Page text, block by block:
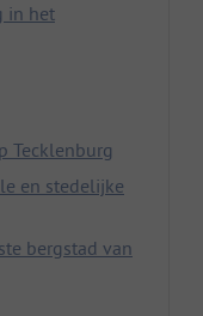
in het
Tecklenburg
en stedelijke
bergstad van